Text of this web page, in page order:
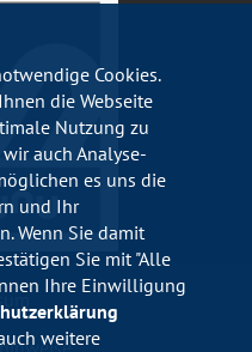
Cookies.
die Webseite
Nutzung zu
auch Analyse-
es uns die
und Ihr
Wenn Sie damit
Sie mit "Alle
Ihre Einwilligung
weitere